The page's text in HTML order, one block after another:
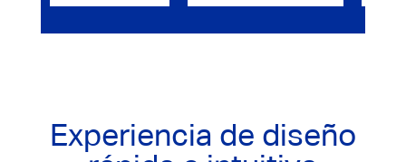
Experiencia de diseño